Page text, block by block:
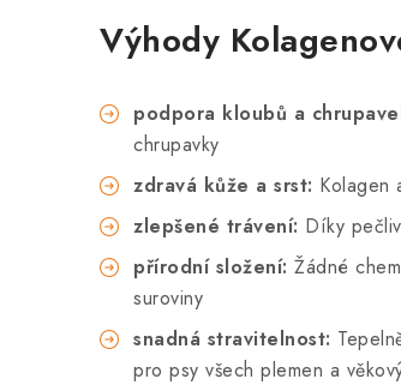
Výhody
podpora kloubů a
chrupavky
zdravá kůže a srst: Kolagen
zlepšené trávení: Díky
přírodní složení: Žádné
suroviny
snadná stravitelnost:
pro psy všech plemen a